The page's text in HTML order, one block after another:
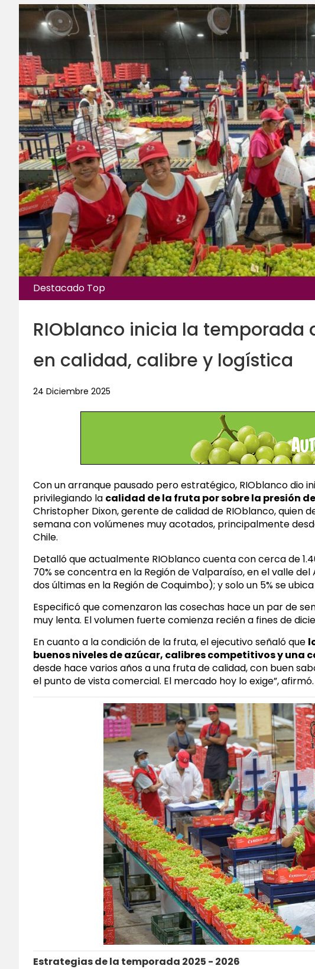
Destacado Top
RIOblanco inicia la temporada
en calidad, calibre y logística
24 Diciembre 2025
Con un arranque pausado pero estratégico, RIOblanco dio
privilegiando la calidad de la fruta por sobre la presión
Christopher Dixon, gerente de calidad de RIOblanco, quien
semana con volúmenes muy acotados, principalmente
Chile.
Detalló que actualmente RIOblanco cuenta con cerca de
70% se concentra en la Región de Valparaíso, en el valle
dos últimas en la Región de Coquimbo); y solo un 5% se
Especificó que comenzaron las cosechas hace un par de
muy lenta. El volumen fuerte comienza recién a fines de
En cuanto a la condición de la fruta, el ejecutivo señaló que
buenos niveles de azúcar, calibres competitivos y una
desde hace varios años a una fruta de calidad, con buen
el punto de vista comercial. El mercado hoy lo exige”, afirmó.
Estrategias de la temporada 2025 - 2026